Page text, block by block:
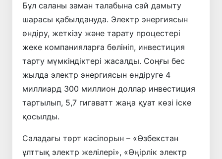
Бұл саланы заман талабына сай дамыту
шарасы қабылдануда. Электр энергиясын
өндіру, жеткізу және тарату процестері
жеке компанияларға бөлініп, инвестиция
тарту мүмкіндіктері жасалды. Соңғы бес
жылда электр энергиясын өндіруге 4
миллиард 300 миллион доллар инвестиция
тартылып, 5,7 гигаватт жаңа қуат көзі іске
қосылды.
Саладағы төрт кәсіпорын – «Өзбекстан
ұлттық электр желілері», «Өңірлік электр